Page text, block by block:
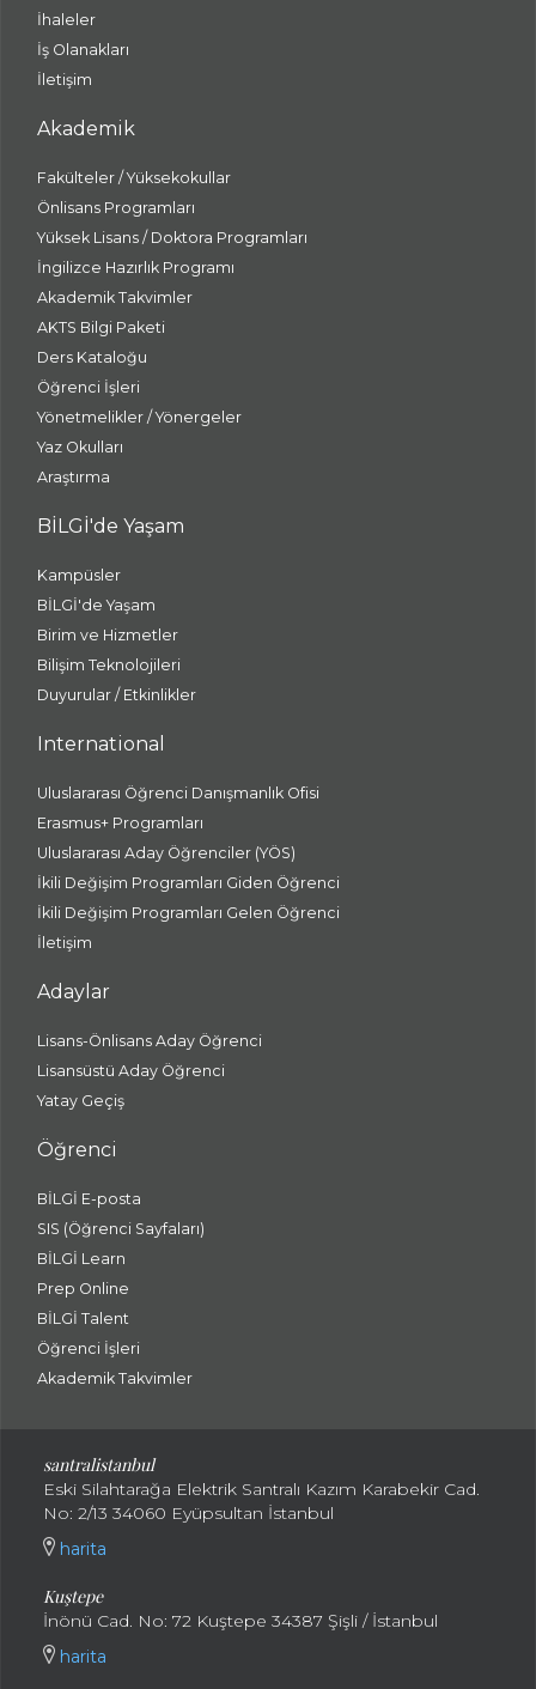
İhaleler
İş Olanakları
İletişim
Akademik
Fakülteler / Yüksekokullar
Önlisans Programları
Yüksek Lisans / Doktora Programları
İngilizce Hazırlık Programı
Akademik Takvimler
AKTS Bilgi Paketi
Ders Kataloğu
Öğrenci İşleri
Yönetmelikler / Yönergeler
Yaz Okulları
Araştırma
BİLGİ'de Yaşam
Kampüsler
BİLGİ'de Yaşam
Birim ve Hizmetler
Bilişim Teknolojileri
Duyurular / Etkinlikler
International
Uluslararası Öğrenci Danışmanlık Ofisi
Erasmus+ Programları
Uluslararası Aday Öğrenciler (YÖS)
İkili Değişim Programları Giden Öğrenci
İkili Değişim Programları Gelen Öğrenci
İletişim
Adaylar
Lisans-Önlisans Aday Öğrenci
Lisansüstü Aday Öğrenci
Yatay Geçiş
Öğrenci
BİLGİ E-posta
SIS (Öğrenci Sayfaları)
BİLGİ Learn
Prep Online
BİLGİ Talent
Öğrenci İşleri
Akademik Takvimler
santralistanbul
Eski Silahtarağa Elektrik Santralı Kazım Karabekir Cad.
No: 2/13 34060 Eyüpsultan İstanbul
harita
Kuştepe
İnönü Cad. No: 72 Kuştepe 34387 Şişli / İstanbul
harita